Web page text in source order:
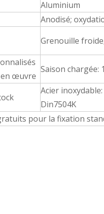
Aluminium
Anodisé;
Grenouille
en œuvre
Saison chargée:
Acier
Din7504K
pour la fixation